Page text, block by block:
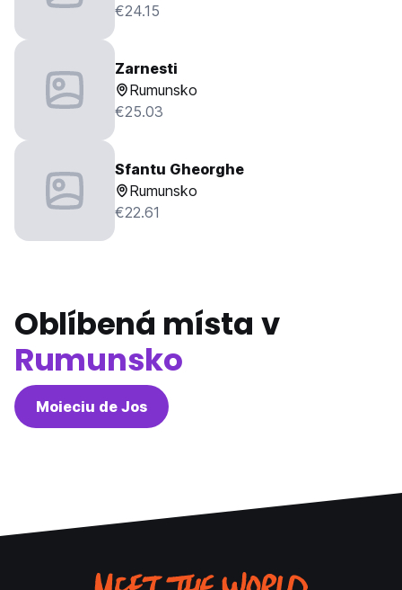
€24.15
Zarnesti
Rumunsko
€25.03
Sfantu Gheorghe
Rumunsko
€22.61
Oblíbená místa v
Rumunsko
Moieciu de Jos